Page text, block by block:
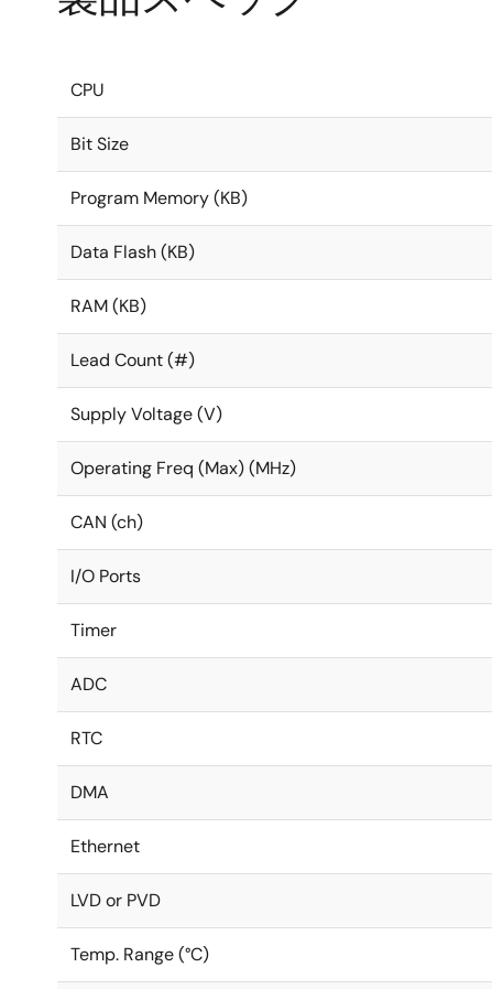
CPU
Bit Size
Program Memory (KB)
Data Flash (KB)
RAM (KB)
Lead Count (#)
Supply Voltage (V)
Operating Freq (Max) (MHz)
CAN (ch)
I/O Ports
Timer
ADC
RTC
DMA
Ethernet
LVD or PVD
Temp. Range (°C)